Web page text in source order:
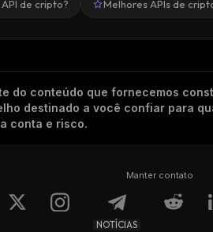
de cripto? Melhores APIs de
do conteúdo que fornecemos
destinado a você confiar para
conta e risco.
Manter contato
NOTÍCIAS